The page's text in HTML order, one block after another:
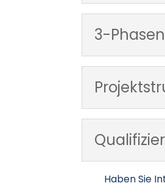
3-
Haben Sie